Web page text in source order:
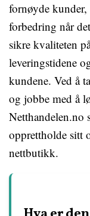
fornøyde kunder,
forbedring når
sikre kvaliteten
leveringstidene
kundene. Ved å
og jobbe med å
Netthandelen.no
opprettholde sitt
nettbutikk.